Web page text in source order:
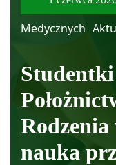
Medycznych
Rodzenia
nauka